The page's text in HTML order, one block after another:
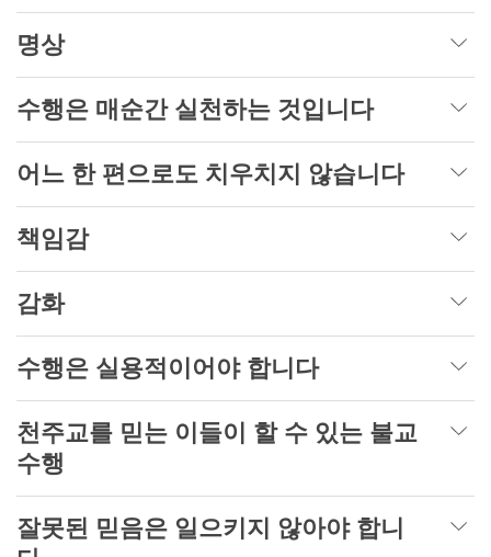
명상
수행은 매순간 실천하는 것입니다
어느 한 편으로도 치우치지 않습니다
책임감
감화
수행은 실용적이어야 합니다
천주교를 믿는 이들이 할 수 있는 불교
수행
잘못된 믿음은 일으키지 않아야 합니